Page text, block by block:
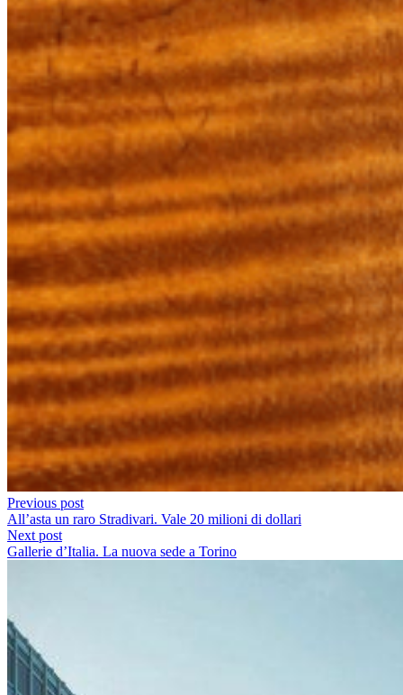
Previous post
All’asta un raro Stradivari. Vale 20 milioni di dollari
Next post
Gallerie d’Italia. La nuova sede a Torino